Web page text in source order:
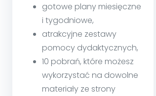
gotowe plany miesięczne
i tygodniowe,
atrakcyjne zestawy
pomocy dydaktycznych,
10 pobrań, które możesz
wykorzystać na dowolne
materiały ze strony